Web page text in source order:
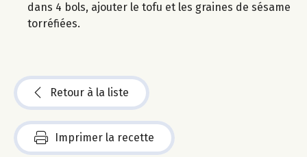
dans 4 bols, ajouter le tofu et les graines de sésame
torréfiées.
Retour à la liste
Imprimer la recette